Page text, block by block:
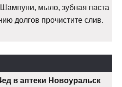
мыло, зубная паста
долгов прочистите слив.
в аптеки Новоуральск